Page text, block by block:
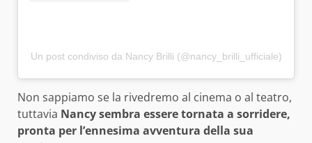
Un post condiviso da Nancy Brilli (@nancy_brilli_ufficiale)
Non sappiamo se la rivedremo al cinema o al teatro,
tuttavia Nancy sembra essere tornata a sorridere,
pronta per l’ennesima avventura della sua